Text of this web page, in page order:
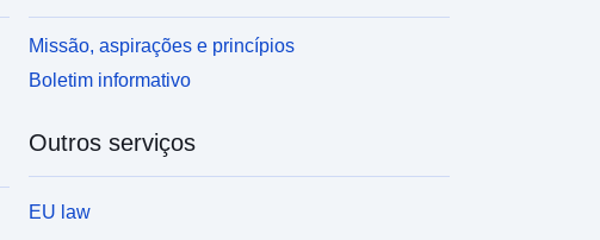
Missão, aspirações e princípios
Boletim informativo
Outros serviços
EU law